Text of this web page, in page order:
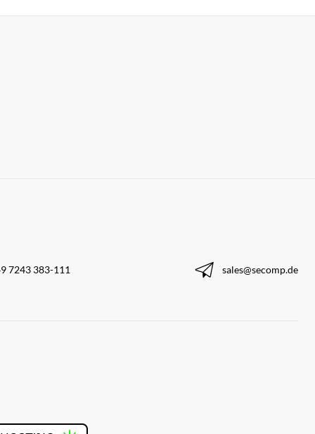
7243 383-111 sales@secomp.de